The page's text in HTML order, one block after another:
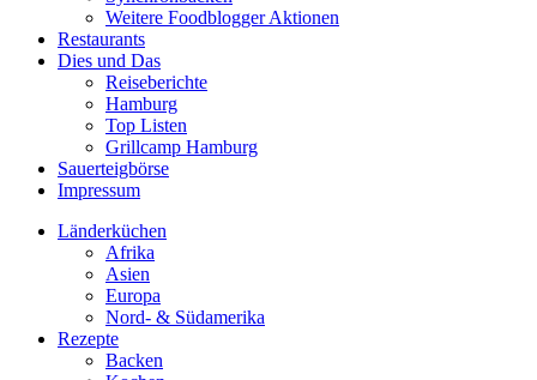
Weitere Foodblogger Aktionen
Restaurants
Dies und Das
Reiseberichte
Hamburg
Top Listen
Grillcamp Hamburg
Sauerteigbörse
Impressum
Länderküchen
Afrika
Asien
Europa
Nord- & Südamerika
Rezepte
Backen